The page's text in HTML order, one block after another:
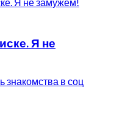
Я не